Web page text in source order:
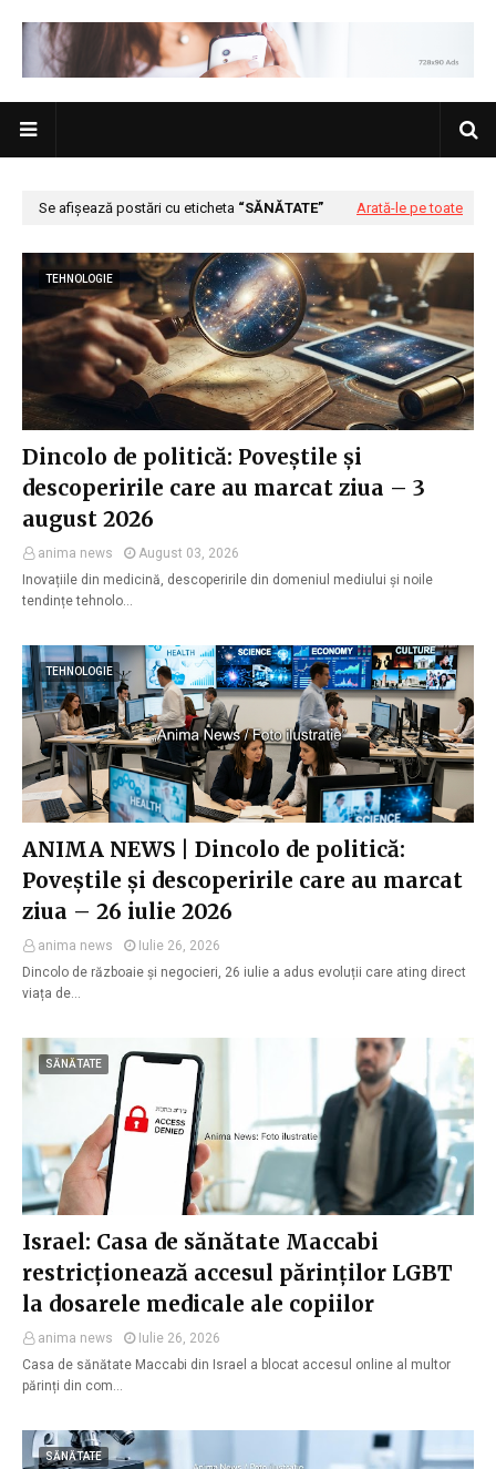
Se afișează postări cu eticheta SĂNĂTATE Arată-le pe toate
TEHNOLOGIE
Dincolo de politică: Poveștile și
descoperirile care au marcat ziua – 3
august 2026
anima news
August 03, 2026
Inovațiile din medicină, descoperirile din domeniul mediului și noile
tendințe tehnolo…
TEHNOLOGIE
ANIMA NEWS | Dincolo de politică:
Poveștile și descoperirile care au marcat
ziua – 26 iulie 2026
anima news
Iulie 26, 2026
Dincolo de războaie și negocieri, 26 iulie a adus evoluții care ating direct
viața de…
SĂNĂTATE
Israel: Casa de sănătate Maccabi
restricționează accesul părinților LGBT
la dosarele medicale ale copiilor
anima news
Iulie 26, 2026
Casa de sănătate Maccabi din Israel a blocat accesul online al multor
părinți din com…
SĂNĂTATE